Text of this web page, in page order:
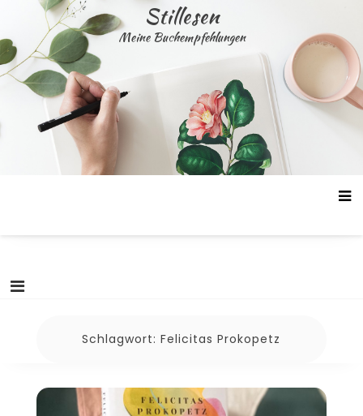
content
Stillesen
Meine Buchempfehlungen
Schlagwort:Felicitas Prokopetz